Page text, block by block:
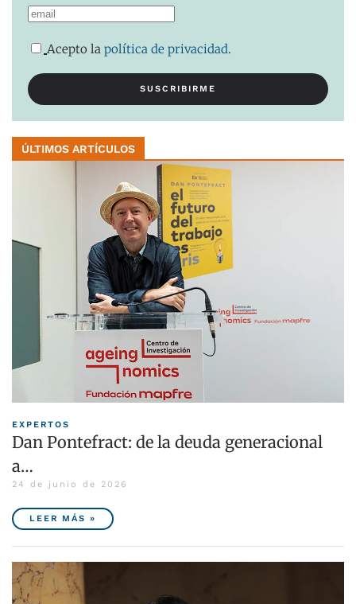
Acepto la política de privacidad.
ÚLTIMOS ARTÍCULOS
EXPERTOS
Dan Pontefract: de la deuda generacional
a…
24 de junio de 2026
LEER MÁS »